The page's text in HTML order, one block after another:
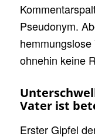
Pseudonym.
ohnehin keine
Vater ist
Erster Gipfel